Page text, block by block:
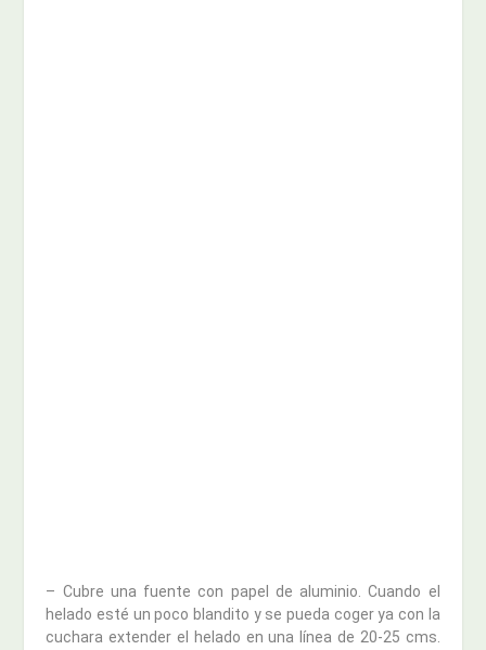
– Cubre una fuente con papel de aluminio. Cuando el
helado esté un poco blandito y se pueda coger ya con la
cuchara extender el helado en una línea de 20-25 cms.